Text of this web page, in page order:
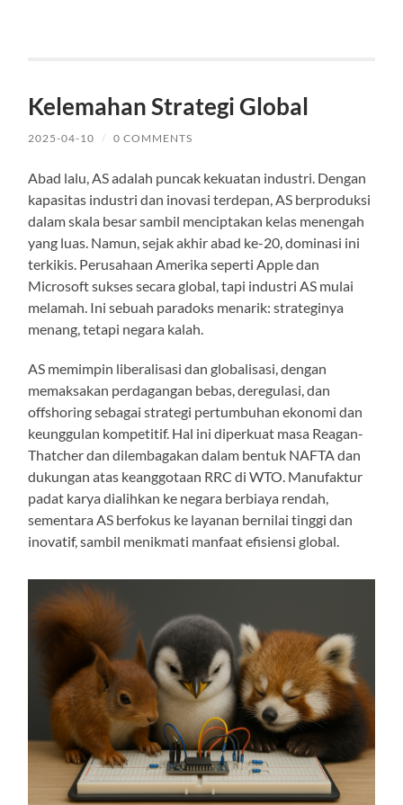
Kelemahan Strategi Global
2025-04-10 / 0 COMMENTS
Abad lalu, AS adalah puncak kekuatan industri. Dengan
kapasitas industri dan inovasi terdepan, AS berproduksi
dalam skala besar sambil menciptakan kelas menengah
yang luas. Namun, sejak akhir abad ke-20, dominasi ini
terkikis. Perusahaan Amerika seperti Apple dan
Microsoft sukses secara global, tapi industri AS mulai
melamah. Ini sebuah paradoks menarik: strateginya
menang, tetapi negara kalah.
AS memimpin liberalisasi dan globalisasi, dengan
memaksakan perdagangan bebas, deregulasi, dan
offshoring sebagai strategi pertumbuhan ekonomi dan
keunggulan kompetitif. Hal ini diperkuat masa Reagan-
Thatcher dan dilembagakan dalam bentuk NAFTA dan
dukungan atas keanggotaan RRC di WTO. Manufaktur
padat karya dialihkan ke negara berbiaya rendah,
sementara AS berfokus ke layanan bernilai tinggi dan
inovatif, sambil menikmati manfaat efisiensi global.